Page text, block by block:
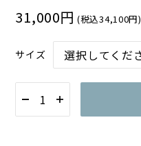
31,000円 (税込34,100円)
サイズ